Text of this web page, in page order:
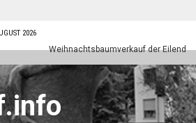
2026
Weihnachtsbaumverkauf der Eilendorfer